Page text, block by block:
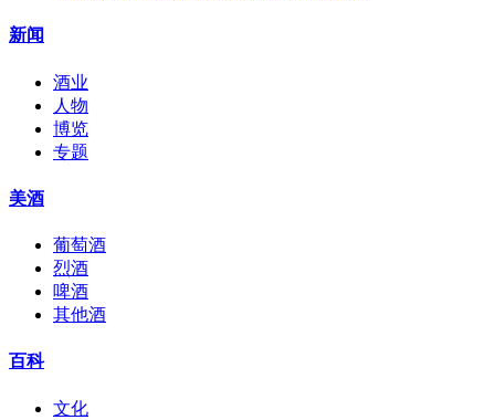
新闻
酒业
人物
博览
专题
美酒
葡萄酒
烈酒
啤酒
其他酒
百科
文化